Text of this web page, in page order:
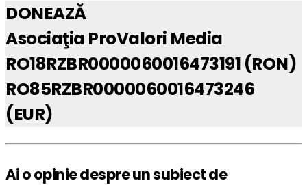
DONEAZĂ
Asociaţia ProValori Media
RO18RZBR0000060016473191 (RON)
RO85RZBR0000060016473246
(EUR)
Ai o opinie despre un subiect de